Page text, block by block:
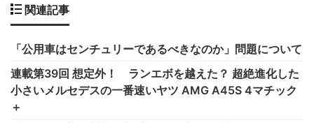
関連記事
「公用車はセンチュリーであるべきなのか」問題について
連載第39回 想定外！ ランエボを越えた？ 超絶進化した
小さいメルセデスの一番速いヤツ AMG A45S 4マチック
＋